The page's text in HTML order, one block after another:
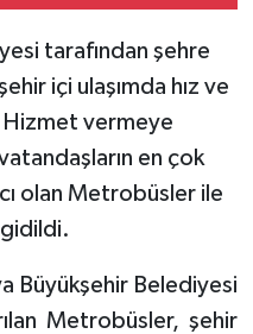
tarafından şehre
içi ulaşımda hız ve
Hizmet vermeye
en çok
olan Metrobüsler ile
Büyükşehir Belediyesi
Metrobüsler, şehir